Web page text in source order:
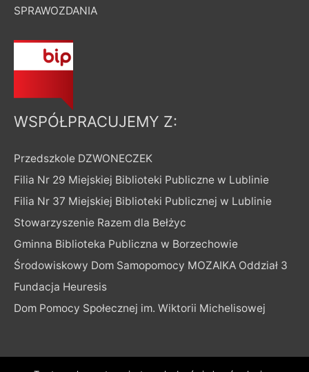
SPRAWOZDANIA
WSPÓŁPRACUJEMY Z:
Przedszkole DZWONECZEK
Filia Nr 29 Miejskiej Biblioteki Publiczne w Lublinie
Filia Nr 37 Miejskiej Biblioteki Publicznej w Lublinie
Stowarzyszenie Razem dla Bełżyc
Gminna Biblioteka Publiczna w Borzechowie
Środowiskowy Dom Samopomocy MOZAIKA Oddział 3
Fundacja Heuresis
Dom Pomocy Społecznej im. Wiktorii Michelisowej